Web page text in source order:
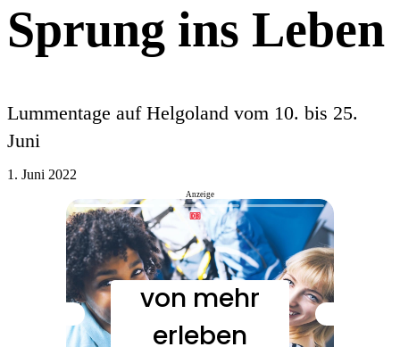
Sprung ins Leben
Lummentage auf Helgoland vom 10. bis 25.
Juni
1. Juni 2022
Anzeige